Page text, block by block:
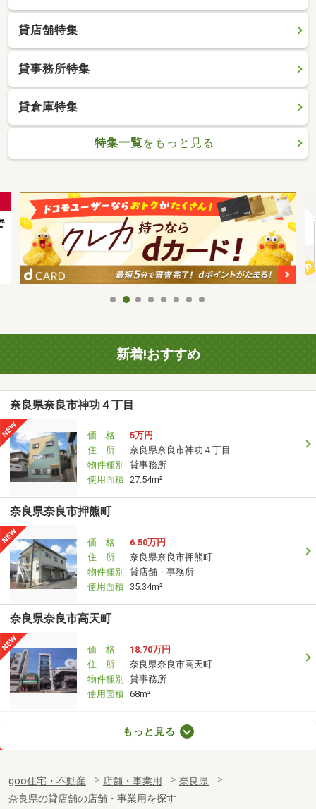
貸店舗特集
貸事務所特集
貸倉庫特集
特集一覧をもっと見る
新着!おすすめ
奈良県奈良市神功４丁目
価 格
5万円
住 所
奈良県奈良市神功４丁目
物件種別
貸事務所
使用面積 27.54m²
奈良県奈良市押熊町
価 格
6.50万円
住 所
奈良県奈良市押熊町
物件種別
貸店舗・事務所
使用面積 35.34m²
奈良県奈良市高天町
価 格
18.70万円
住 所
奈良県奈良市高天町
物件種別
貸事務所
使用面積 68m²
奈良県磯城郡田原本町大字阪手
物件種別 貸その他
使用面積 251.49m²
もっと見る
goo住宅・不動産 店舗・事業用
奈良県
奈良県の貸店舗の店舗・事業用を探す